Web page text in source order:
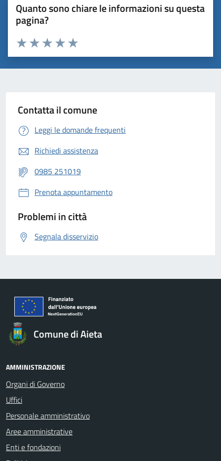
Quanto sono chiare le informazioni su questa
pagina?
Valuta 5 stelle su 5
Valuta 4 stelle su 5
Valuta 3 stelle su 5
Valuta 2 stelle su 5
Valuta 1 stelle su 5
Contatta il comune
Leggi le domande frequenti
Richiedi assistenza
0985 251019
Prenota appuntamento
Problemi in città
Segnala disservizio
Comune di Aieta
AMMINISTRAZIONE
Organi di Governo
Uffici
Personale amministrativo
Aree amministrative
Enti e fondazioni